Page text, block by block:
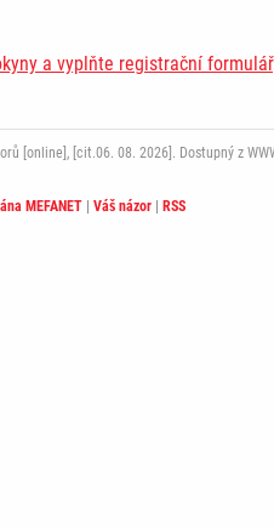
a vyplňte registrační formulář
[online], [cit.06. 08. 2026]. Dostupný z
MEFANET | Váš názor | RSS